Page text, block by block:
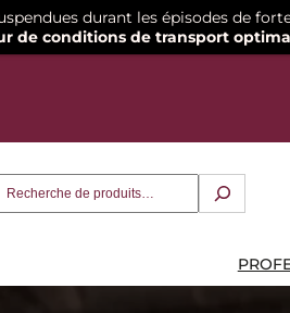
durant les épisodes de
de conditions de transport